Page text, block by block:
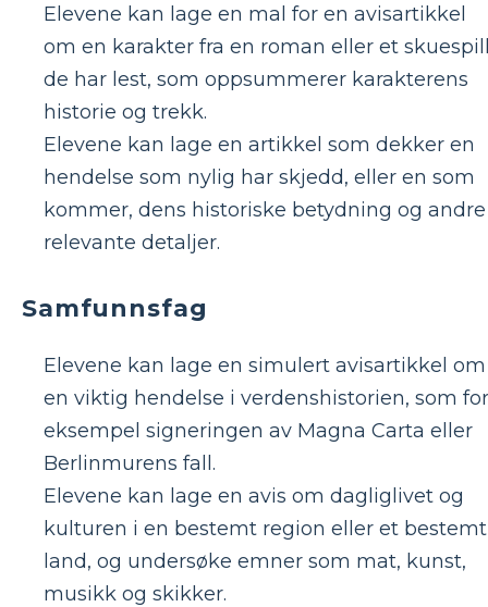
Elevene kan lage en mal for en avisartikkel
om en karakter fra en roman eller et
de har lest, som oppsummerer karakterens
historie og trekk.
Elevene kan lage en artikkel som dekker en
hendelse som nylig har skjedd, eller en som
kommer, dens historiske betydning og andre
relevante detaljer.
Samfunnsfag
Elevene kan lage en simulert avisartikkel om
en viktig hendelse i verdenshistorien, som for
eksempel signeringen av Magna Carta eller
Berlinmurens fall.
Elevene kan lage en avis om dagliglivet og
kulturen i en bestemt region eller et bestemt
land, og undersøke emner som mat, kunst,
musikk og skikker.